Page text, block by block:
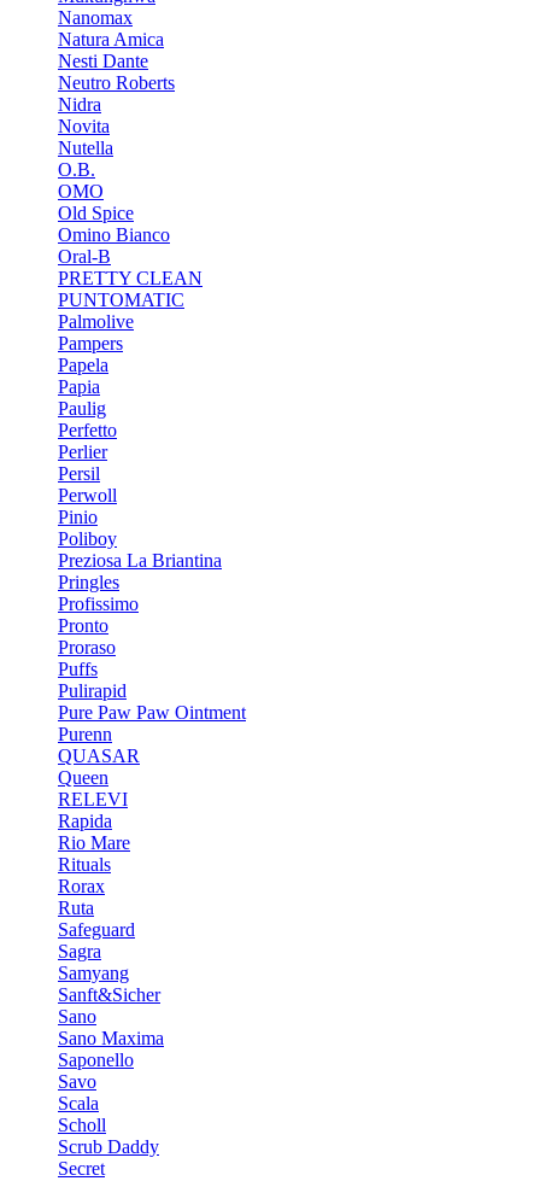
Nanomax
Natura Amica
Nesti Dante
Neutro Roberts
Nidra
Novita
Nutella
O.B.
OMO
Old Spice
Omino Bianco
Oral-B
PRETTY CLEAN
PUNTOMATIC
Palmolive
Pampers
Papela
Papia
Paulig
Perfetto
Perlier
Persil
Perwoll
Pinio
Poliboy
Preziosa La Briantina
Pringles
Profissimo
Pronto
Proraso
Puffs
Pulirapid
Pure Paw Paw Ointment
Purenn
QUASAR
Queen
RELEVI
Rapida
Rio Mare
Rituals
Rorax
Ruta
Safeguard
Sagra
Samyang
Sanft&Sicher
Sano
Sano Maxima
Saponello
Savo
Scala
Scholl
Scrub Daddy
Secret